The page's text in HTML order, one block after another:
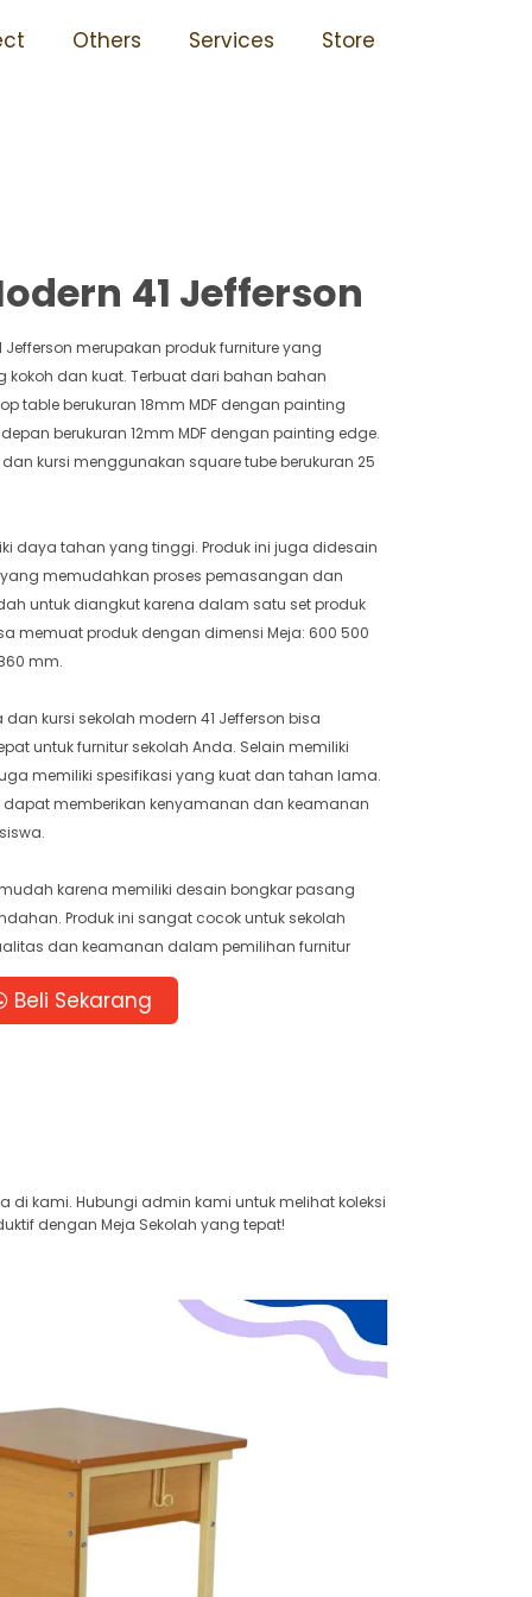
Others Services Store
Mudah Dipasang 41
41 Jefferson
Jefferson merupakan produk furniture yang
dan kuat. Terbuat dari bahan bahan
table berukuran 18mm MDF dengan painting
berukuran 12mm MDF dengan painting edge.
kursi menggunakan square tube berukuran 25
daya tahan yang tinggi. Produk ini juga didesain
memudahkan proses pemasangan dan
untuk diangkut karena dalam satu set produk
memuat produk dengan dimensi Meja: 600 500
mm.
kursi sekolah modern 41 Jefferson bisa
untuk furnitur sekolah Anda. Selain memiliki
memiliki spesifikasi yang kuat dan tahan lama.
dapat memberikan kenyamanan dan keamanan
karena memiliki desain bongkar pasang
Produk ini sangat cocok untuk sekolah
dan keamanan dalam pemilihan furnitur
Beli Sekarang
di kami. Hubungi admin kami untuk melihat koleksi
dengan Meja Sekolah yang tepat!